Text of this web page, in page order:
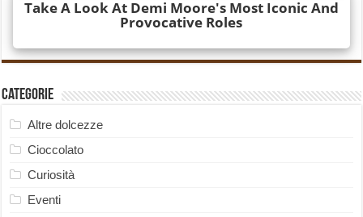
Categorie
Altre dolcezze
Cioccolato
Curiosità
Eventi